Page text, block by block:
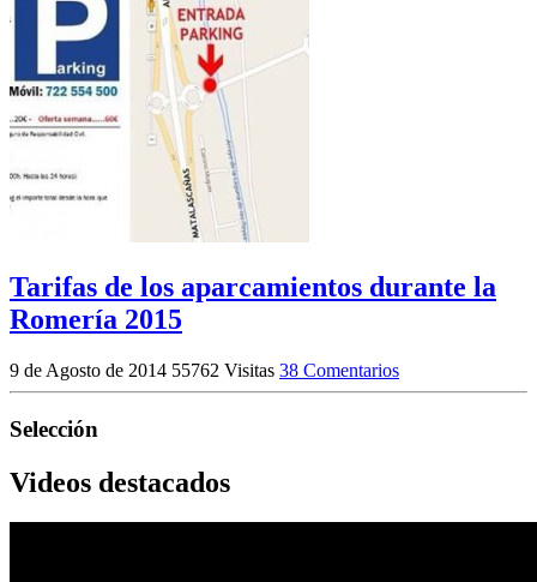
Tarifas de los aparcamientos durante la
Romería 2015
9 de Agosto de 2014 55762 Visitas 38 Comentarios
Selección
Videos destacados